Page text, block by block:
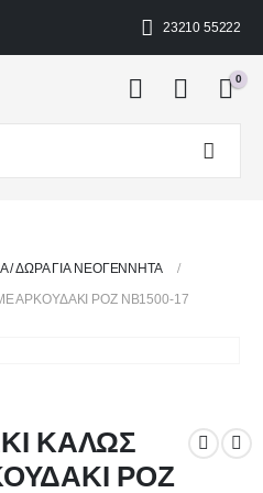
23210 55222
0
/ ΔΏΡΑ ΓΙΑ ΝΕΟΓΈΝΝΗΤΑ
ΑΡΚΟΥΔΑΚΙ ΡΟΖ NB1500-17
ΚΑΛΩΣ
ΡΟΖ